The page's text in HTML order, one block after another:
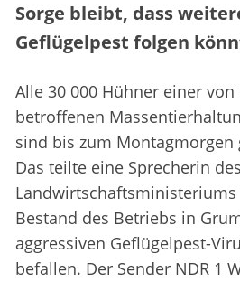
Sorge bleibt, dass
Geflügelpest folgen
Alle 30 000 Hühner einer
betroffenen
sind bis zum Montagmorgen
Das teilte eine Sprecherin des
Bestand des Betriebs in
aggressiven Geflügelpest-
befallen. Der Sender NDR 1